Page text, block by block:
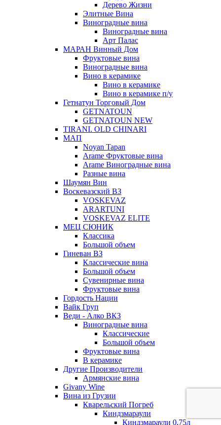
Дерево Жизни
Элитные Вина
Виноградные вина
Виноградные вина
Арт Палас
МАРАН Винный Дом
Фруктовые вина
Виноградные вина
Вино в керамике
Вино в керамике
Вино в керамике п/у
Гетнатун Торговый Дом
GETNATOUN
GETNATOUN NEW
TIRANI. OLD CHINARI
МАП
Noyan Tapan
Arame Фруктовые вина
Arame Виноградные вина
Разные вина
Шаумян Вин
Воскевазский ВЗ
VOSKEVAZ
ARARTUNI
VOSKEVAZ ELITE
МЕЦ СЮНИК
Классика
Большой объем
Гиневан ВЗ
Классические вина
Большой объем
Сувенирные вина
Фруктовые вина
Гордость Нации
Вайк Груп
Веди - Алко ВКЗ
Виноградные вина
Классические
Большой объем
Фруктовые вина
В керамике
Другие Производители
Армянские вина
Givany Wine
Вина из Грузии
Кварельский Погреб
Киндзмараули
Киндзмараули 0,75л